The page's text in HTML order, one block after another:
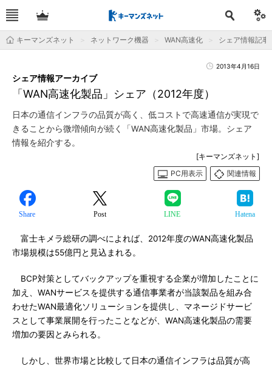
キーマンズネット ネットワーク機器 WAN高速化 シェア情報記事
2013年4月16日
「WAN高速化製品」シェア（2012年度）
シェア情報アーカイブ
日本の通信インフラの品質が高く、低コストで高速通信が実現で
きることから微増傾向が続く「WAN高速化製品」市場。シェア
情報を紹介する。
[キーマンズネット]
PC用表示
関連情報
Share Post LINE Hatena
富士キメラ総研の調べによれば、2012年度のWAN高速化製品
市場規模は55億円と見込まれる。
BCP対策としてバックアップを重視する企業が増加したことに
加え、WANサービスを提供する通信事業者が当該製品を組み合
わせたWAN最適化ソリューションを提供し、マネージドサービ
スとして事業展開を行ったことなどが、WAN高速化製品の需要
増加の要因とみられる。
しかし、世界市場と比較して日本の通信インフラは品質が高